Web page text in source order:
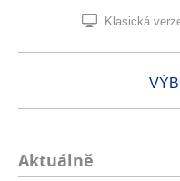
Klasická
Aktuálně